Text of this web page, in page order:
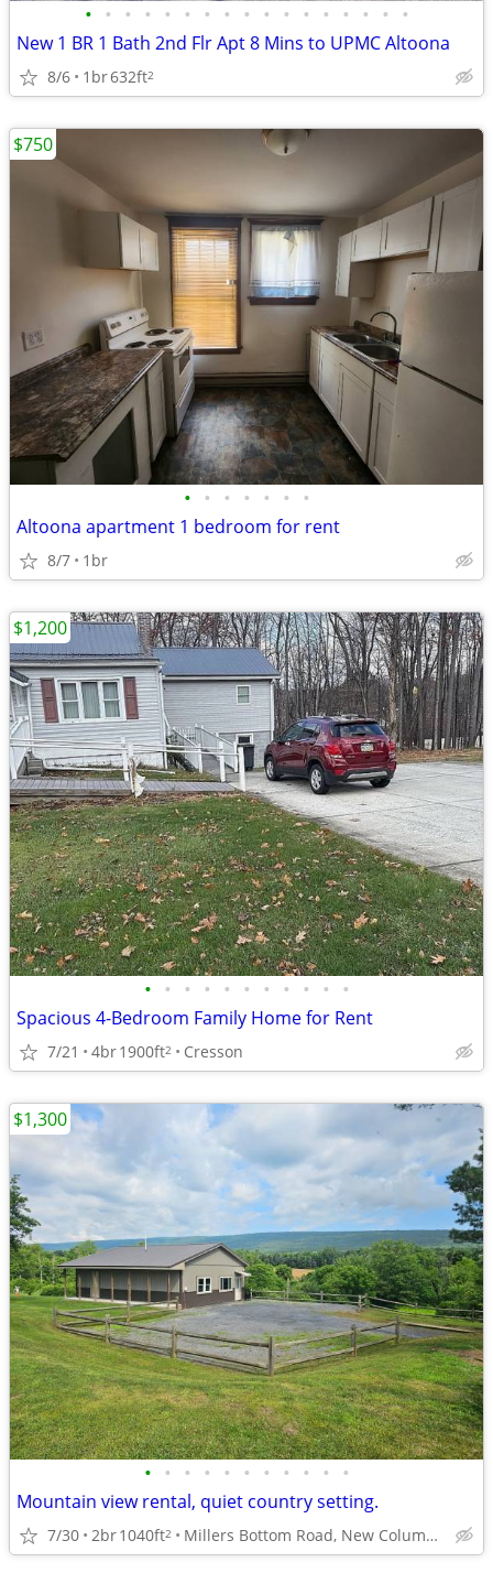
• • • • • • • • • • • • • • • • •
New 1 BR 1 Bath 2nd Flr Apt 8 Mins to UPMC Altoona
8/6 1br632ft2
• • • • • • •
Altoona apartment 1 bedroom for rent
8/7 1br
$750
• • • • • • • • • • •
Spacious 4-Bedroom Family Home for Rent
7/21 4br1900ft2 Cresson
$1,200
• • • • • • • • • • •
Mountain view rental, quiet country setting.
7/30 2br1040ft2 Millers Bottom Road, New Columbia Pa
$1,300